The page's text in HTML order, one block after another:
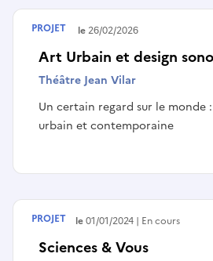
Art Urbain et design
Théâtre Jean Vilar
Un certain regard sur le
urbain et contemporaine
Terminé le26/02/2026
PROJET
Sciences & Vous
Débute le01/01/2024 En cours
PROJET